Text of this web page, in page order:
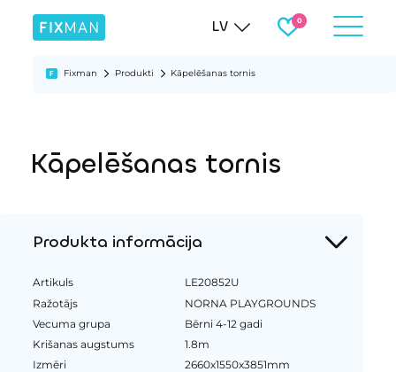
LV
Fixman Produkti Kāpelēšanas tornis
Kāpelēšanas tornis
Produkta informācija
Artikuls
LE20852U
Ražotājs
NORNA PLAYGROUNDS
Vecuma grupa
Bērni 4-12 gadi
Krišanas augstums
1.8m
Izmēri
2660x1550x3851mm